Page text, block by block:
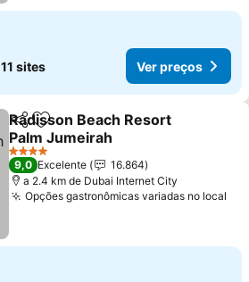
11 sites Ver preços
PartilharAdicionar aos favoritos
Radisson Beach Resort
Palm Jumeirah
Ver preços
4 Estrelas
9,0 Excelente
16.864
a 2.4 km de Dubai Internet City
Opções gastronômicas variadas no local